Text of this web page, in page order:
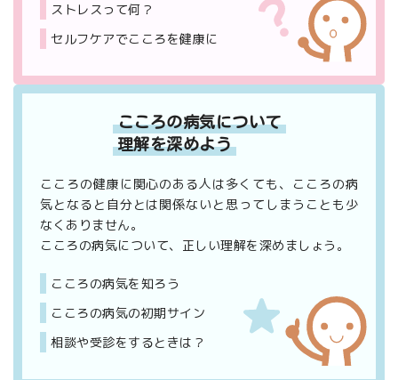
ストレスって何？
セルフケアでこころを健康に
こころの病気について
理解を深めよう
こころの健康に関心のある人は多くても、こころの病
気となると自分とは関係ないと思ってしまうことも少
なくありません。
こころの病気について、正しい理解を深めましょう。
こころの病気を知ろう
こころの病気の初期サイン
相談や受診をするときは？